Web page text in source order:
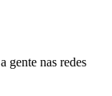
gente nas redes